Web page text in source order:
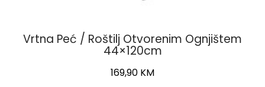
Vrtna Peć / Roštilj Otvorenim Ognjištem
44×120cm
169,90 KM